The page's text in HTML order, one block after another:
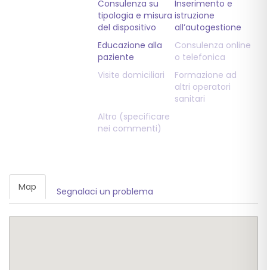
Consulenza su
tipologia e misura
del dispositivo
Inserimento e
istruzione
all’autogestione
Educazione alla
paziente
Consulenza online
o telefonica
Visite domiciliari
Formazione ad
altri operatori
sanitari
Altro (specificare
nei commenti)
Map Segnalaci un problema